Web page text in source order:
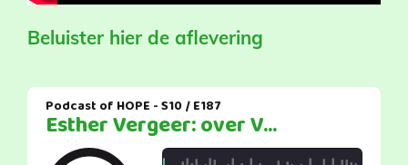
Beluister hier de aflevering